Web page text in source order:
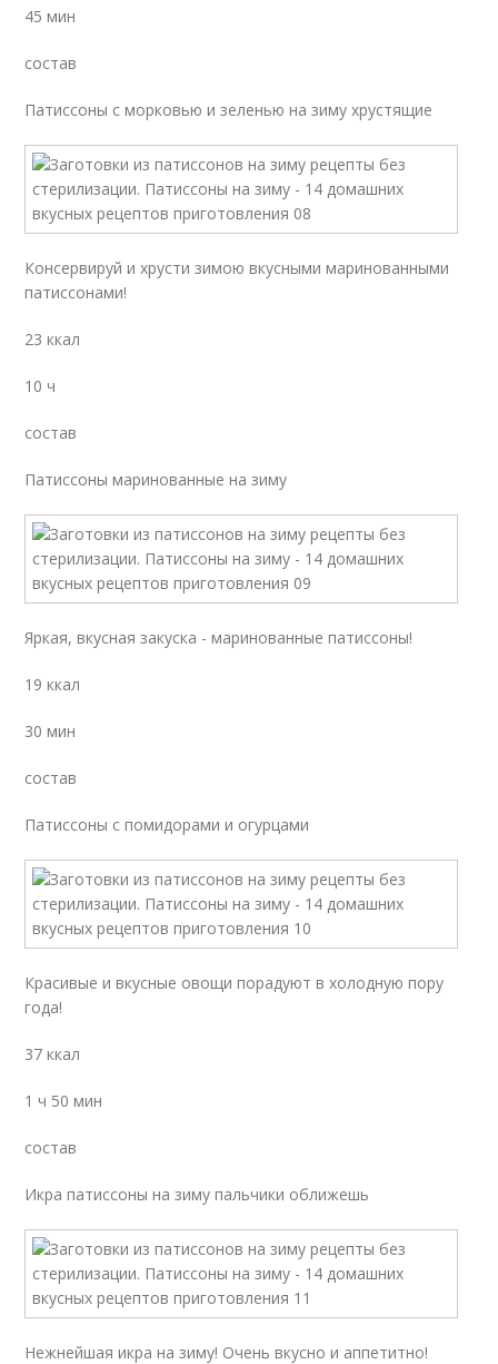
45 мин
состав
Патиссоны с морковью и зеленью на зиму хрустящие
Консервируй и хрусти зимою вкусными маринованными
патиссонами!
23 ккал
10 ч
состав
Патиссоны маринованные на зиму
Яркая, вкусная закуска - маринованные патиссоны!
19 ккал
30 мин
состав
Патиссоны с помидорами и огурцами
Красивые и вкусные овощи порадуют в холодную пору
года!
37 ккал
1 ч 50 мин
состав
Икра патиссоны на зиму пальчики оближешь
Нежнейшая икра на зиму! Очень вкусно и аппетитно!